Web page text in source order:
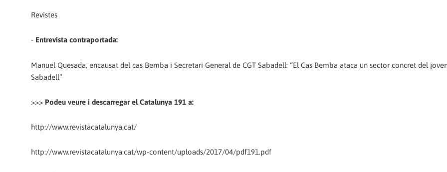
Revistes
- Entrevista contraportada:
Manuel Quesada, encausat del cas Bemba i Secretari General de CGT Sabadell: “El Cas Bemba ataca un sector concret del
Sabadell”
>>> Podeu veure i descarregar el Catalunya 191 a:
http://www.revistacatalunya.cat/
http://www.revistacatalunya.cat/wp-content/uploads/2017/04/pdf191.pdf